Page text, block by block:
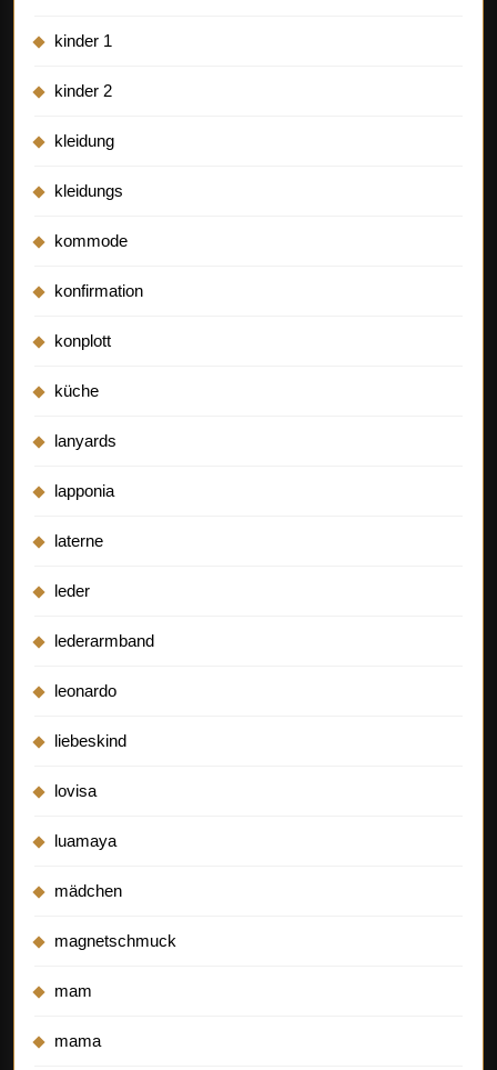
kinder 1
kinder 2
kleidung
kleidungs
kommode
konfirmation
konplott
küche
lanyards
lapponia
laterne
leder
lederarmband
leonardo
liebeskind
lovisa
luamaya
mädchen
magnetschmuck
mam
mama